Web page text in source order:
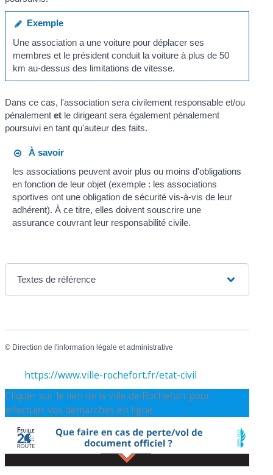
Exemple
Une association a une voiture pour déplacer ses
membres et le président conduit la voiture à plus de 50
km au-dessus des limitations de vitesse.
Dans ce cas, l'association sera civilement responsable et/ou
pénalementet le dirigeant sera également pénalement
poursuivi en tant qu'auteur des faits.
À savoir
les associations peuvent avoir plus ou moins d'obligations
en fonction de leur objet (exemple : les associations
sportives ont une obligation de sécurité vis-à-vis de leur
adhérent). À ce titre, elles doivent souscrire une
assurance couvrant leur responsabilité civile.
Textes de référence
© Direction de l'information légale et administrative
https://www.ville-rochefort.fr/etat-civil
Cliquer sur le lien de la ville de Rochefort pour
effectuer vos démarches en ligne